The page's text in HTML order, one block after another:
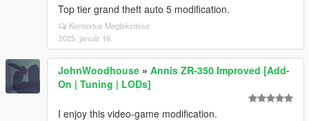
Top tier grand theft auto 5 modification.
Kontextus Megtekintése
2025. január 16.
JohnWoodhouse » Annis ZR-350 Improved [Add-
On | Tuning | LODs]
I enjoy this video-game modification.